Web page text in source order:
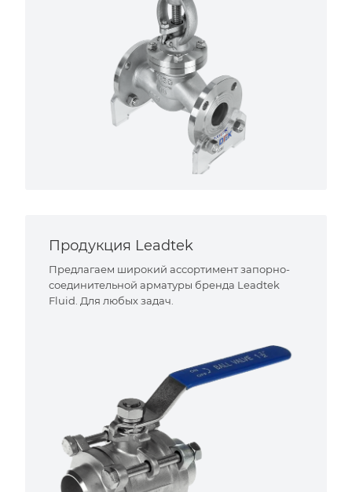
Продукция Leadtek
Предлагаем широкий ассортимент запорно-
соединительной арматуры бренда Leadtek
Fluid. Для любых задач.